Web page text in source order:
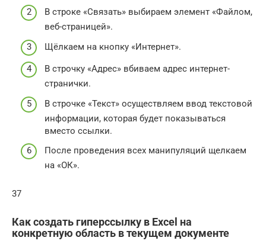
В строке «Связать» выбираем элемент «Файлом,
веб-страницей».
Щёлкаем на кнопку «Интернет».
В строчку «Адрес» вбиваем адрес интернет-
странички.
В строчке «Текст» осуществляем ввод текстовой
информации, которая будет показываться
вместо ссылки.
После проведения всех манипуляций щелкаем
на «ОК».
37
Как создать гиперссылку в Excel на
конкретную область в текущем документе